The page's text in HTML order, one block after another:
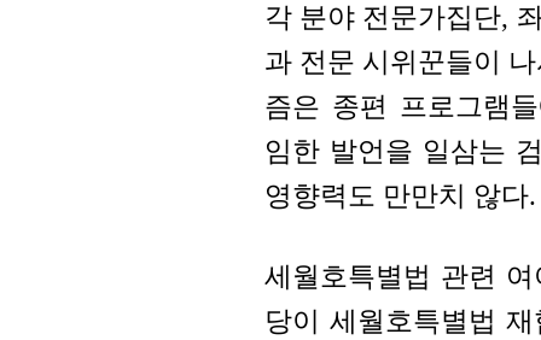
각 분야 전문가집단,
과 전문 시위꾼들이
즘은 종편 프로그램
임한 발언을 일삼는
영향력도 만만치 않다.
세월호특별법 관련
당이 세월호특별법